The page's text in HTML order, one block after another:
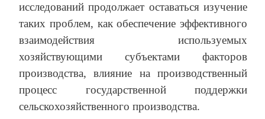
исследований продолжает оставаться изучение
таких проблем, как обеспечение эффективного
взаимодействия используемых
хозяйствующими субъектами факторов
производства, влияние на производственный
процесс государственной поддержки
сельскохозяйственного производства.